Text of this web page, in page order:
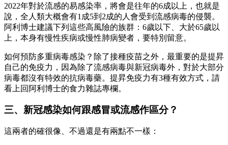
2022年對於流感的易感染率，將會是往年的6成以上，也就是
說，全人類大概會有1成5到2成的人會受到流感病毒的侵襲。
阿利博士建議下列這些高風險的族群：6歲以下、大於65歲以
上，本身有慢性疾病或慢性肺病變者，要特別留意。
如何預防多重病毒感染？除了接種疫苗之外，最重要的是提昇
自己的免疫力，因為除了流感病毒與新冠病毒外，對於大部分
病毒都沒有特效的抗病毒藥。提昇免疫力有3種有效方式，請
看上回阿利博士的食力雜誌專欄。
三、新冠感染如何跟感冒或流感作區分？
這兩者的確很像、不過還是有兩點不一樣：